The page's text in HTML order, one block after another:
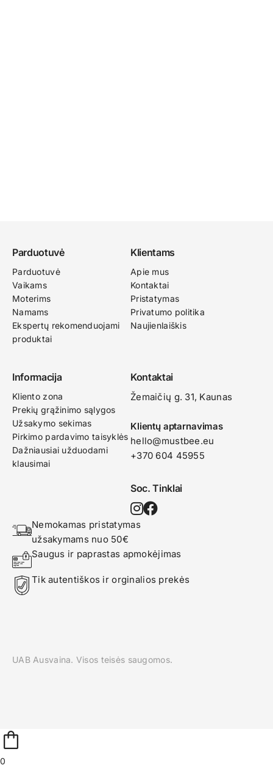
Parduotuvė
Parduotuvė
Vaikams
Moterims
Namams
Ekspertų rekomenduojami
produktai
Klientams
Apie mus
Kontaktai
Pristatymas
Privatumo politika
Naujienlaiškis
Informacija
Kliento zona
Prekių grąžinimo sąlygos
Užsakymo sekimas
Pirkimo pardavimo taisyklės
Dažniausiai užduodami
klausimai
Kontaktai
Žemaičių g. 31, Kaunas​
Klientų aptarnavimas
hello@mustbee.eu
+370 604 45955
Soc. Tinklai
Nemokamas pristatymas
užsakymams nuo 50€
Saugus ir paprastas apmokėjimas
Tik autentiškos ir orginalios prekės
UAB Ausvaina. Visos teisės saugomos.
0